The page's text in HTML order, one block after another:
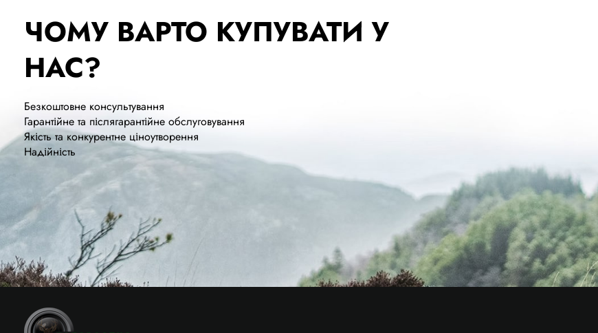
ЧОМУ ВАРТО КУПУВАТИ У
НАС?
Безкоштовне консультування
Гарантійне та післягарантійне обслуговування
Якість та конкурентне ціноутворення
Надійність